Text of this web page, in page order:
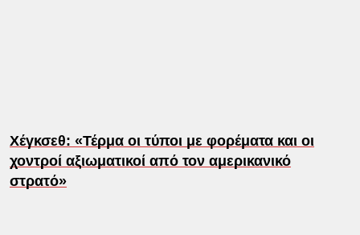
Χέγκσεθ: «Τέρμα οι τύποι με φορέματα και οι
χοντροί αξιωματικοί από τον αμερικανικό
στρατό»